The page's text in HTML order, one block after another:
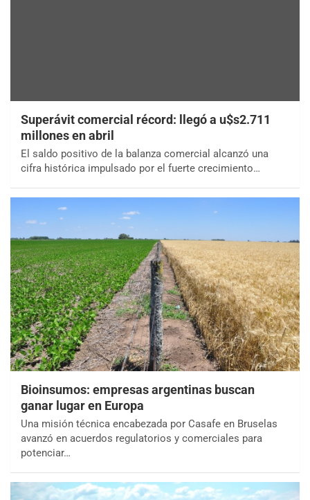
Superávit comercial récord: llegó a u$s2.711
millones en abril
El saldo positivo de la balanza comercial alcanzó una
cifra histórica impulsado por el fuerte crecimiento…
Bioinsumos: empresas argentinas buscan
ganar lugar en Europa
Una misión técnica encabezada por Casafe en Bruselas
avanzó en acuerdos regulatorios y comerciales para
potenciar…